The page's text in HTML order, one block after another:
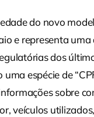
do novo
e representa
dos
uma espécie de
sobre
veículos